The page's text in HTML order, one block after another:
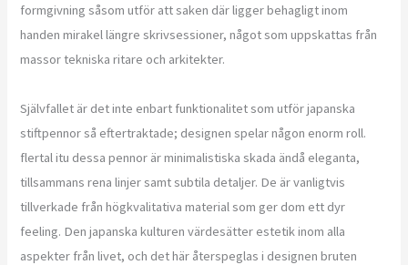
formgivning såsom utför att saken där ligger behagligt inom
handen mirakel längre skrivsessioner, något som uppskattas från
massor tekniska ritare och arkitekter.
Självfallet är det inte enbart funktionalitet som utför japanska
stiftpennor så eftertraktade; designen spelar någon enorm roll.
flertal itu dessa pennor är minimalistiska skada ändå eleganta,
tillsammans rena linjer samt subtila detaljer. De är vanligtvis
tillverkade från högkvalitativa material som ger dom ett dyr
feeling. Den japanska kulturen värdesätter estetik inom alla
aspekter från livet, och det här återspeglas i designen bruten